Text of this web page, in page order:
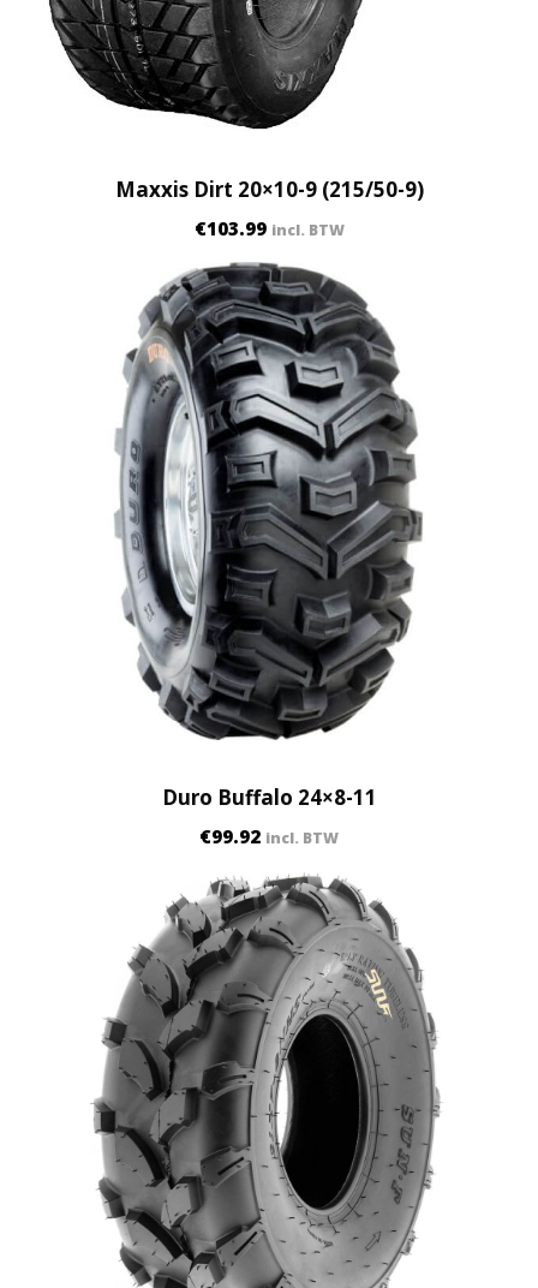
Maxxis Dirt 20×10-9 (215/50-9)
€103.99 incl. BTW
Duro Buffalo 24×8-11
€99.92 incl. BTW